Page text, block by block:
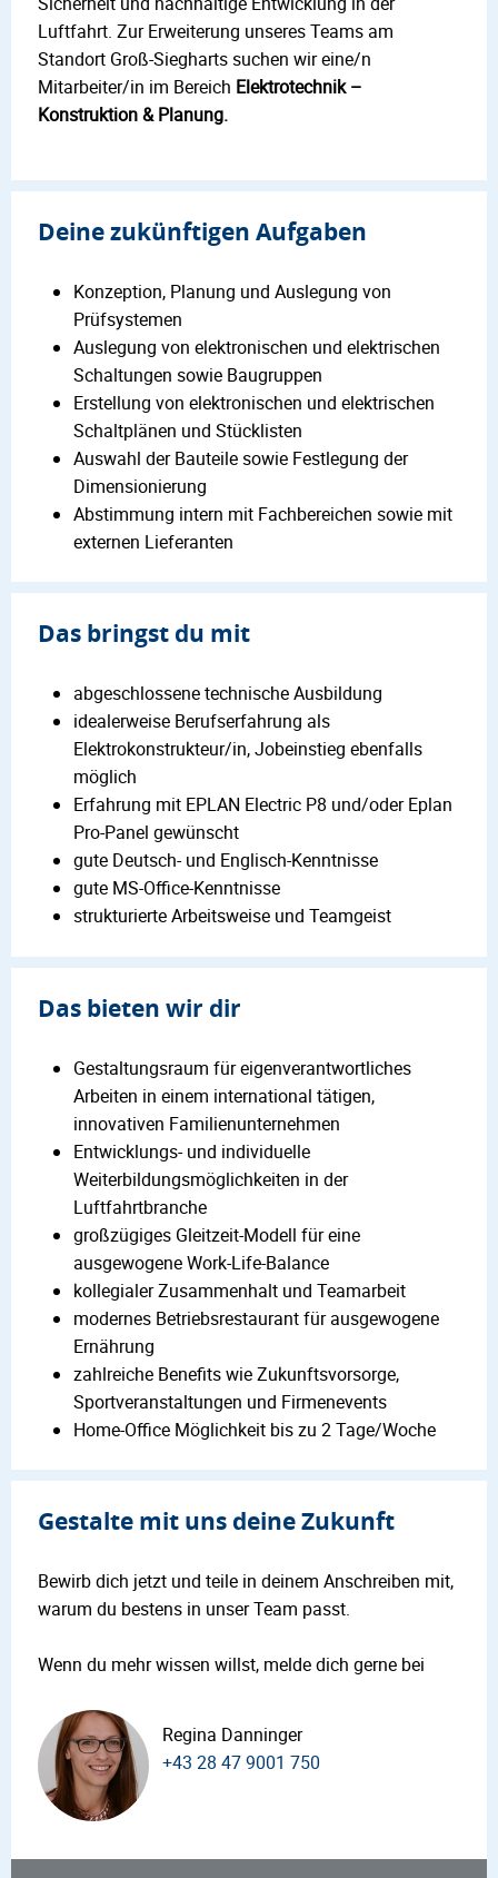
Luftfahrt. Zur Erweiterung unseres Teams am
Standort Groß-Siegharts suchen wir eine/n
Mitarbeiter/in im Bereich Elektrotechnik –
Konstruktion & Planung.
Deine zukünftigen Aufgaben
Konzeption, Planung und Auslegung von
Prüfsystemen
Auslegung von elektronischen und elektrischen
Schaltungen sowie Baugruppen
Erstellung von elektronischen und elektrischen
Schaltplänen und Stücklisten
Auswahl der Bauteile sowie Festlegung der
Dimensionierung
Abstimmung intern mit Fachbereichen sowie mit
externen Lieferanten
Das bringst du mit
abgeschlossene technische Ausbildung
idealerweise Berufserfahrung als
Elektrokonstrukteur/in, Jobeinstieg ebenfalls
möglich
Erfahrung mit EPLAN Electric P8 und/oder Eplan
Pro-Panel gewünscht
gute Deutsch- und Englisch-Kenntnisse
gute MS-Office-Kenntnisse
strukturierte Arbeitsweise und Teamgeist
Das bieten wir dir
Gestaltungsraum für eigenverantwortliches
Arbeiten in einem international tätigen,
innovativen Familienunternehmen
Entwicklungs- und individuelle
Weiterbildungsmöglichkeiten in der
Luftfahrtbranche
großzügiges Gleitzeit-Modell für eine
ausgewogene Work-Life-Balance
kollegialer Zusammenhalt und Teamarbeit
modernes Betriebsrestaurant für ausgewogene
Ernährung
zahlreiche Benefits wie Zukunftsvorsorge,
Sportveranstaltungen und Firmenevents
Home-Office Möglichkeit bis zu 2 Tage/Woche
Gestalte mit uns deine Zukunft
Bewirb dich jetzt und teile in deinem Anschreiben mit,
warum du bestens in unser Team passt.
Wenn du mehr wissen willst, melde dich gerne bei
Regina Danninger
+43 28 47 9001 750